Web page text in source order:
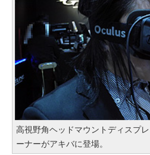
高視野角ヘッドマウントディスプ
ーナーがアキバに登場。